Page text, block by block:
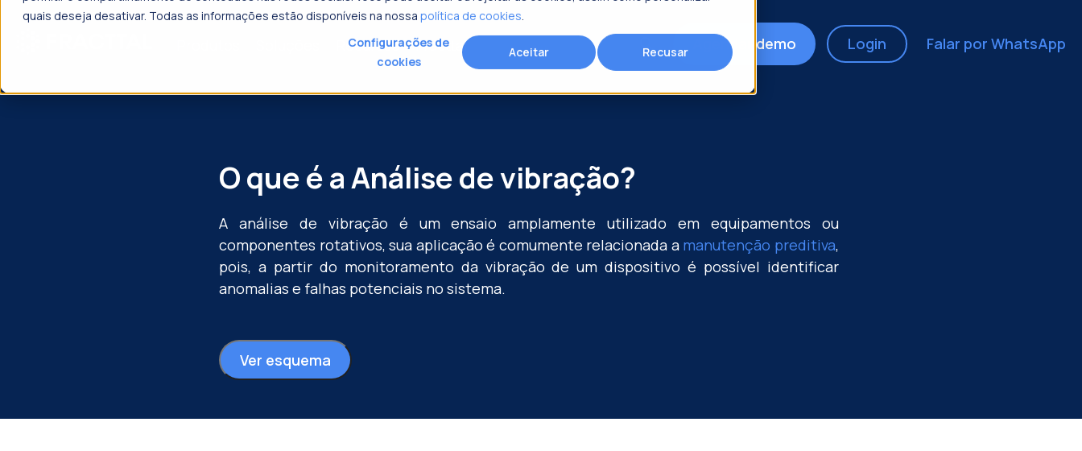
quais deseja desativar. Todas as informações estão disponíveis na nossa política de cookies.
Configurações de
cookies
Aceitar Recusar
Recursos Fracttal search Agendar demo Login Falar por WhatsApp
o que procura?
O que é a Análise de vibração?
A análise de vibração é um ensaio amplamente utilizado em equipamentos ou
componentes rotativos, sua aplicação é comumente relacionada a manutenção preditiva,
pois, a partir do monitoramento da vibração de um dispositivo é possível identificar
anomalias e falhas potenciais no sistema.
Ver esquema